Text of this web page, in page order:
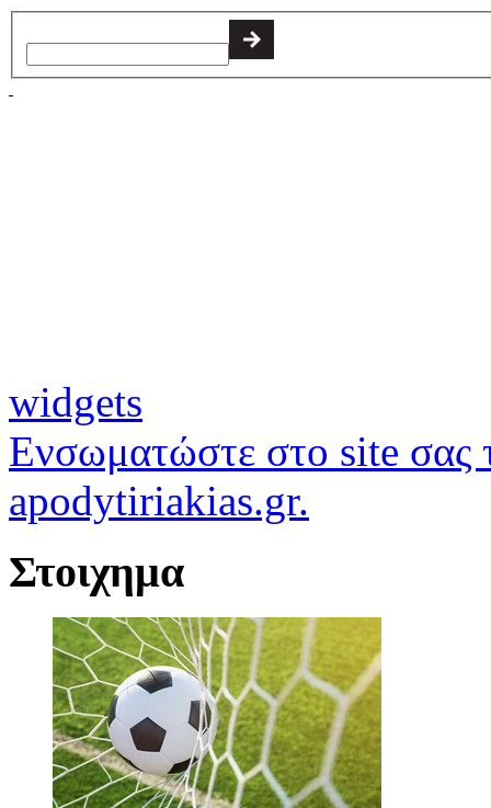
widgets
Ενσωματώστε στο site σας
apodytiriakias.gr.
Στοιχημα